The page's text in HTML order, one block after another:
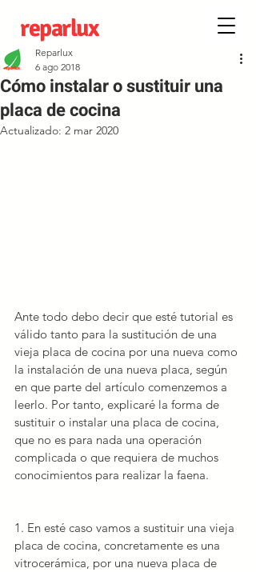
reparlux
Cómo instalar o sustituir una
placa de cocina
Reparlux
6 ago 2018
Actualizado: 2 mar 2020
Ante todo debo decir que esté tutorial es
válido tanto para la sustitución de una
vieja placa de cocina por una nueva como
la instalación de una nueva placa, según
en que parte del artículo comenzemos a
leerlo. Por tanto, explicaré la forma de
sustituir o instalar una placa de cocina,
que no es para nada una operación
complicada o que requiera de muchos
conocimientos para realizar la faena.
1. En esté caso vamos a sustituir una vieja
placa de cocina, concretamente es una
vitrocerámica, por una nueva placa de